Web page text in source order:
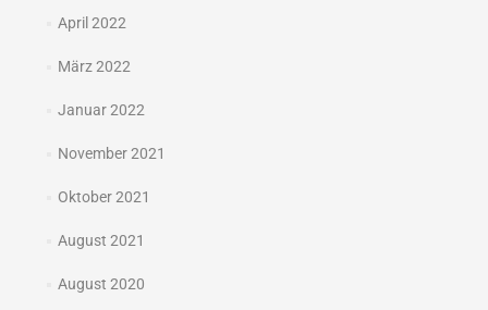
April 2022
März 2022
Januar 2022
November 2021
Oktober 2021
August 2021
August 2020